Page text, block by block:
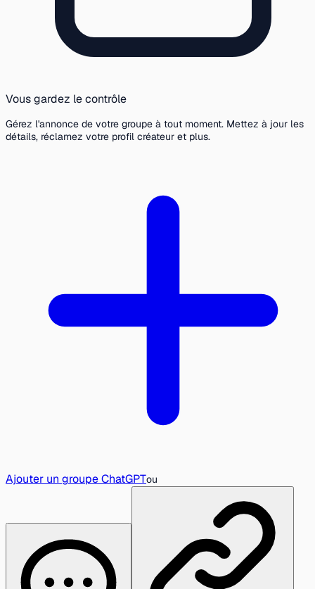
Vous gardez le contrôle
Gérez l'annonce de votre groupe à tout moment. Mettez à jour les
détails, réclamez votre profil créateur et plus.
Ajouter un groupe ChatGPTou